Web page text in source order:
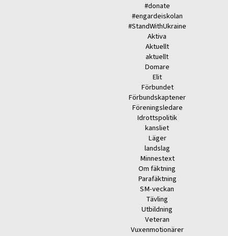
#donate
#engardeiskolan
#StandWithUkraine
Aktiva
Aktuellt
aktuellt
Domare
Elit
Förbundet
Förbundskaptener
Föreningsledare
Idrottspolitik
kansliet
Läger
landslag
Minnestext
Om fäktning
Parafäktning
SM-veckan
Tävling
Utbildning
Veteran
Vuxenmotionärer